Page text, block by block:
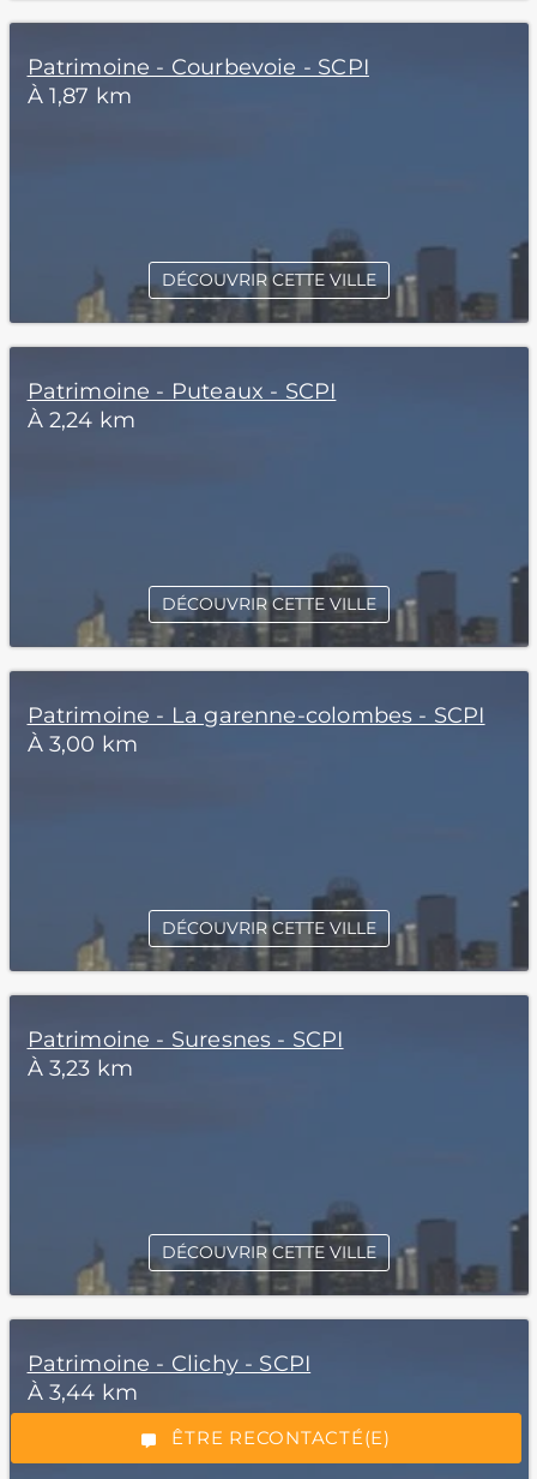
*Champs obligatoires
“Excellent”, 165 avis
ÊTRE RECONTACTÉ(E)
Patrimoine - Courbevoie - SCPI
À 1,87 km
DÉCOUVRIR CETTE VILLE
Patrimoine - Puteaux - SCPI
À 2,24 km
DÉCOUVRIR CETTE VILLE
Patrimoine - La garenne-colombes - SCPI
À 3,00 km
DÉCOUVRIR CETTE VILLE
Patrimoine - Suresnes - SCPI
À 3,23 km
DÉCOUVRIR CETTE VILLE
Patrimoine - Clichy - SCPI
À 3,44 km